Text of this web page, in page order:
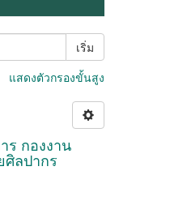
เริ่ม
แสดงตัวกรองขั้นสูง
ร กองงาน
ลปากร